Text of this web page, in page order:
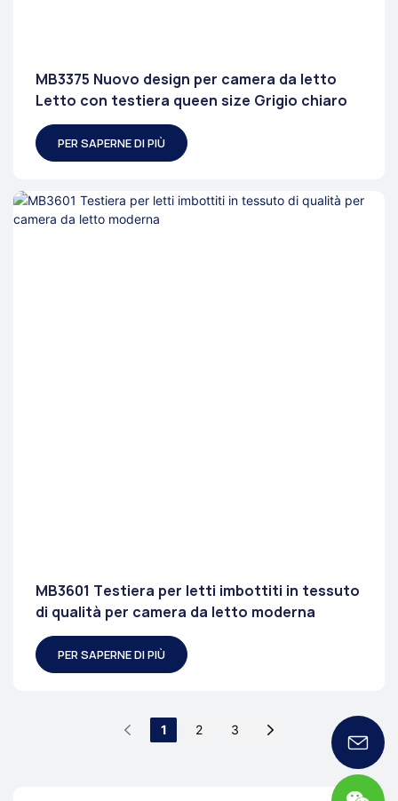
MB3375 Nuovo design per camera da letto
Letto con testiera queen size Grigio chiaro
PER SAPERNE DI PIÙ
MB3601 Testiera per letti imbottiti in tessuto
di qualità per camera da letto moderna
PER SAPERNE DI PIÙ
1 2 3